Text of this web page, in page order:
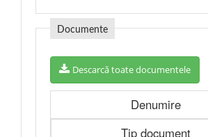
Documente
Descarcă toate documentele
Denumire
Tip document